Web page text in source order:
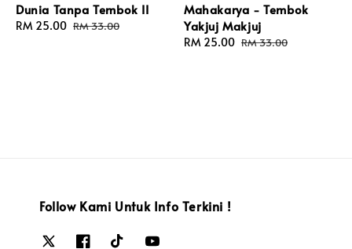
Dunia Tanpa Tembok II
Sale
RM 25.00 Regular
RM 33.00
Mahakarya - Tembok
Yakjuj Makjuj
Sale
RM 25.00 Regular
RM 33.00
Follow Kami Untuk Info Terkini !